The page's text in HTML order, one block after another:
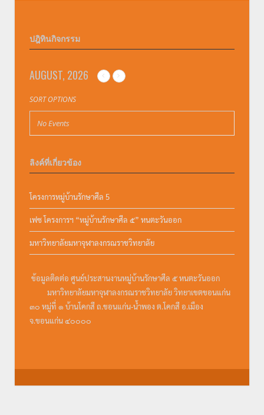
ปฎิทินกิจกรรม
AUGUST, 2026
SORT OPTIONS
No Events
ลิงค์ที่เกี่ยวข้อง
โครงการหมู่บ้านรักษาศีล 5
เฟซ โครงการฯ “หมู่บ้านรักษาศีล ๕” หนตะวันออก
มหาวิทยาลัยมหาจุฬาลงกรณราชวิทยาลัย
ข้อมูลติดต่อ ศูนย์ประสานงานหมู่บ้านรักษาศีล ๕ หนตะวันออก
มหาวิทยาลัยมหาจุฬาลงกรณราชวิทยาลัย วิทยาเขตขอนแก่น
๓๐ หมู่ที่ ๑ บ้านโคกสี ถ.ขอนแก่น-น้ำพอง ต.โคกสี อ.เมือง
จ.ขอนแก่น ๔๐๐๐๐